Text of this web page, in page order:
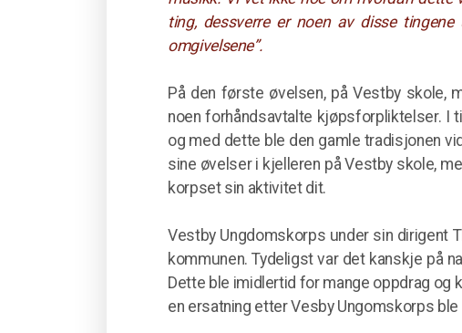
ting, dessverre er noen av disse
omgivelsene”.
På den første øvelsen, på Vestby skole,
noen forhåndsavtalte kjøpsforpliktelser. I
og med dette ble den gamle tradisjonen
sine øvelser i kjelleren på Vestby skole,
korpset sin aktivitet dit.
Vestby Ungdomskorps under sin dirigent
kommunen. Tydeligst var det kanskje på
Dette ble imidlertid for mange oppdrag og
en ersatning etter Vesby Ungomskorps